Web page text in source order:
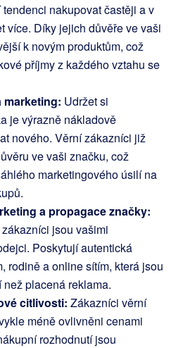
nakupovat častěji a v
více. Díky jejich důvěře ve vaši
k novým produktům, což
příjmy z každého vztahu se
marketing: Udržet si
je výrazně nákladově
nového. Věrní zákazníci již
ve vaši značku, což
marketingového úsilí na
a propagace značky:
jsou vašimi
Poskytují autentická
rodině a online sítím, která jsou
placená reklama.
citlivosti: Zákazníci věrní
méně ovlivněni cenami
rozhodnutí jsou